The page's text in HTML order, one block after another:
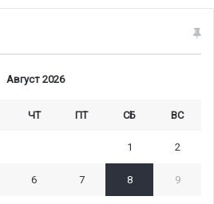
Август 2026
ЧТ ПТ СБ ВС
1 2
6 7 8 9